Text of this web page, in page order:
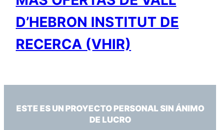
D’HEBRON INSTITUT DE
RECERCA (VHIR)
ESTE ES UN PROYECTO PERSONAL SIN ÁNIMO
DE LUCRO